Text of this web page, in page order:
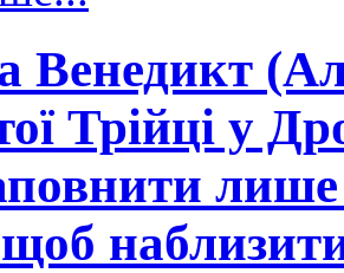
Венедикт
Трійці у
лише